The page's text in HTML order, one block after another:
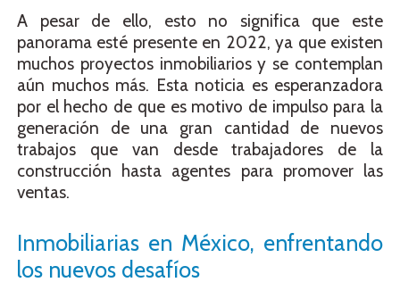
A pesar de ello, esto no significa que este
panorama esté presente en 2022, ya que existen
muchos proyectos inmobiliarios y se contemplan
aún muchos más. Esta noticia es esperanzadora
por el hecho de que es motivo de impulso para la
generación de una gran cantidad de nuevos
trabajos que van desde trabajadores de la
construcción hasta agentes para promover las
ventas.
Inmobiliarias en México, enfrentando
los nuevos desafíos